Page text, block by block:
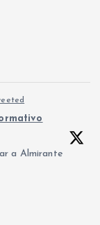
a Almirante